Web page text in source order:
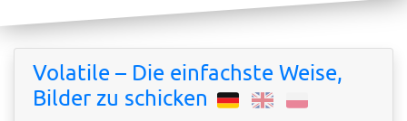
Volatile – Die einfachste Weise,
Bilder zu schicken